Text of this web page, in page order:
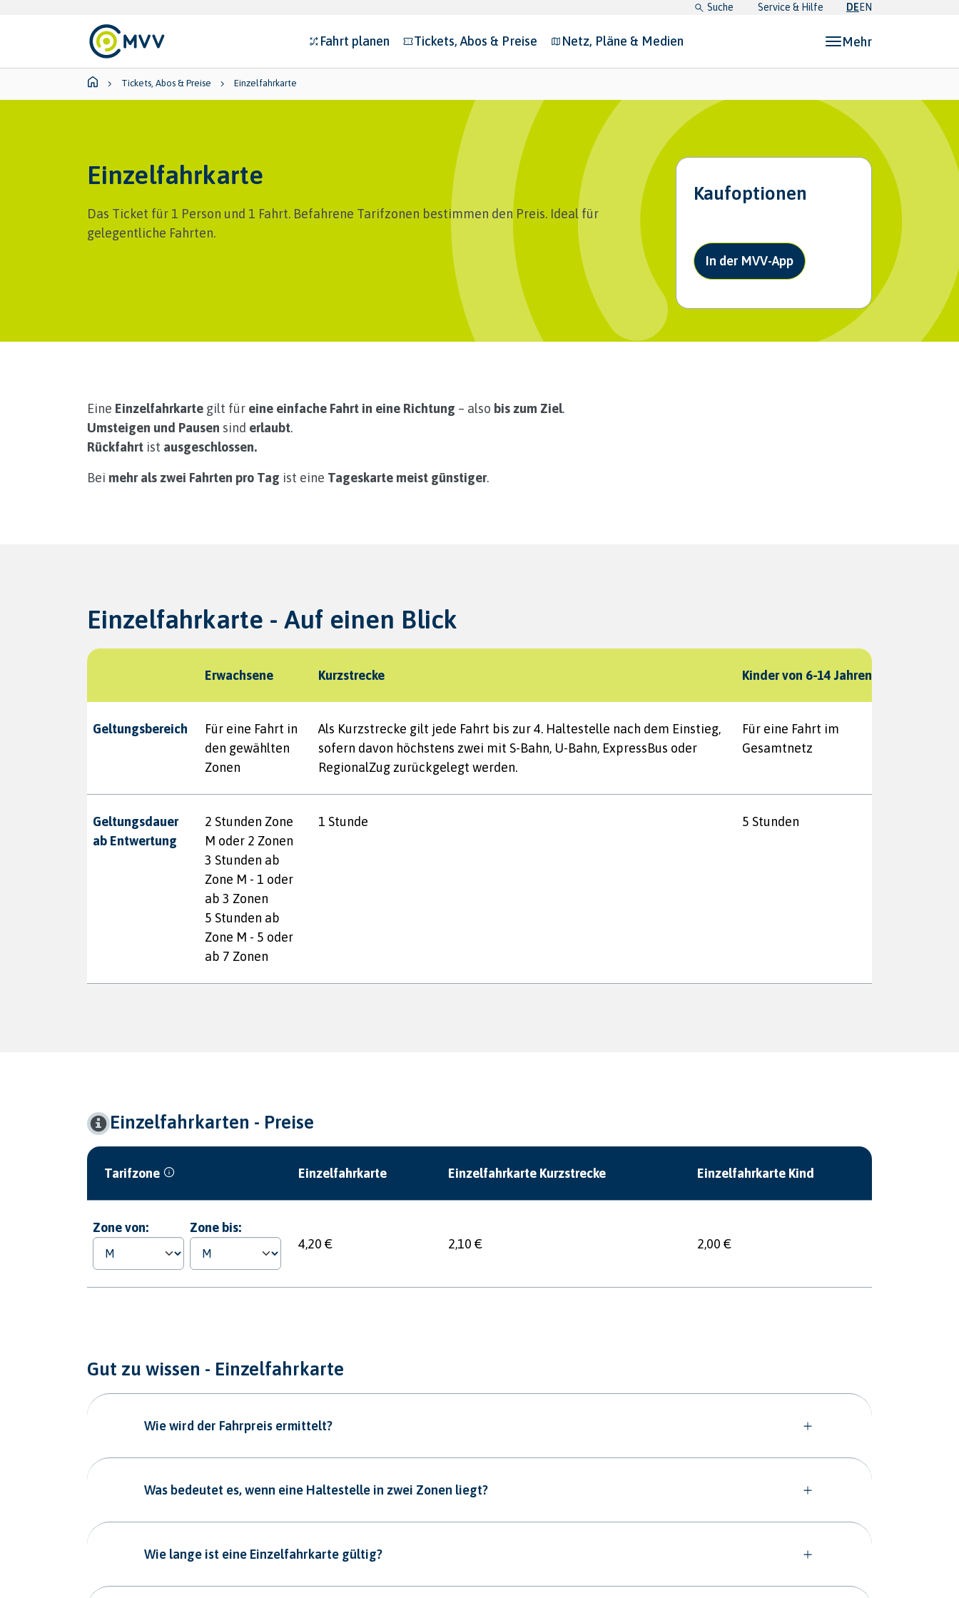
Suche Service & Hilfe DE EN
Fahrt planen
Submenu for "Fahrt planen"
Tickets, Abos & Preise
Submenu for "Tickets, Abos & Preise"
Netz, Pläne & Medien
Submenu for "Netz, Pläne & Medien"
Mehr
You are here:Tickets, Abos & Preise Einzelfahrkarte
Einzelfahrkarte
Das Ticket für 1 Person und 1 Fahrt. Befahrene Tarifzonen bestimmen den Preis. Ideal für
gelegentliche Fahrten.
Kaufoptionen
In der MVV-App
Eine Einzelfahrkarte gilt für eine einfache Fahrt in eine Richtung – also bis zum Ziel.
Umsteigen und Pausen sind erlaubt.
Rückfahrt ist ausgeschlossen.
Bei mehr als zwei Fahrten pro Tag ist eine Tageskarte meist günstiger.
Einzelfahrkarte - Auf einen Blick
Erwachsene Kurzstrecke Kinder von 6-14 Jahren
Geltungsbereich
Für eine Fahrt in
den gewählten
Zonen
Als Kurzstrecke gilt jede Fahrt bis zur 4. Haltestelle nach dem Einstieg,
sofern davon höchstens zwei mit S-Bahn, U-Bahn, ExpressBus oder
RegionalZug zurückgelegt werden.
Für eine Fahrt im
Gesamtnetz
Geltungsdauer
ab Entwertung
2 Stunden Zone
M oder 2 Zonen
3 Stunden ab
Zone M - 1 oder
ab 3 Zonen
5 Stunden ab
Zone M - 5 oder
ab 7 Zonen
1 Stunde 5 Stunden
Einzelfahrkarten - Preise
Tarifzone Einzelfahrkarte Einzelfahrkarte Kurzstrecke Einzelfahrkarte Kind
Zone von:
Zone bis:
4,20 €
2,10 € 2,00 €
Gut zu wissen - Einzelfahrkarte
Wie wird der Fahrpreis ermittelt?
Was bedeutet es, wenn eine Haltestelle in zwei Zonen liegt?
Wie lange ist eine Einzelfahrkarte gültig?